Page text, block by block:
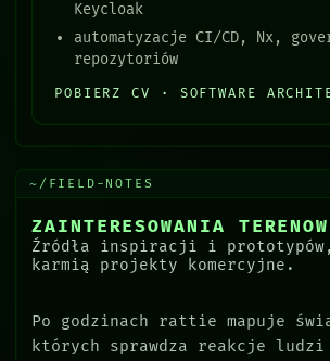
Keycloak
automatyzacje CI/CD, Nx,
repozytoriów
POBIERZ CV · SOFTWARE
~/FIELD-NOTES
ZAINTERESOWANIA
Źródła inspiracji i
karmią projekty komercyjne.
Po godzinach rattie mapuje
których sprawdza reakcje ludzi